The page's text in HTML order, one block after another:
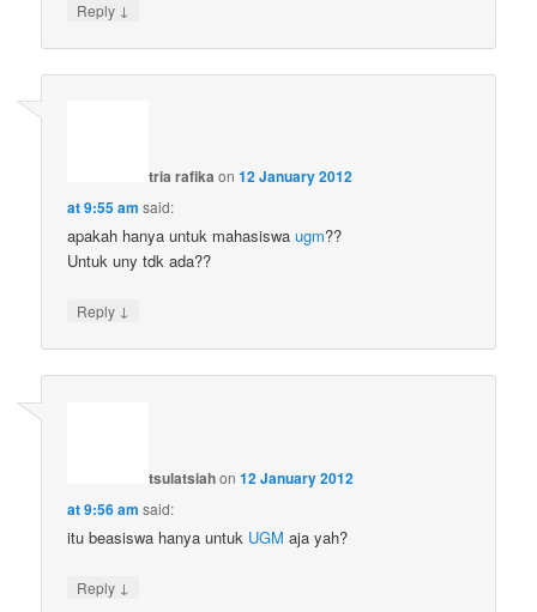
Reply ↓
tria rafika on12 January 2012
at 9:55 am said:
apakah hanya untuk mahasiswaugm??
Untuk uny tdk ada??
Reply ↓
tsulatsiahon12 January 2012
at 9:56 am said:
itu beasiswa hanya untuk UGM aja yah?
Reply ↓